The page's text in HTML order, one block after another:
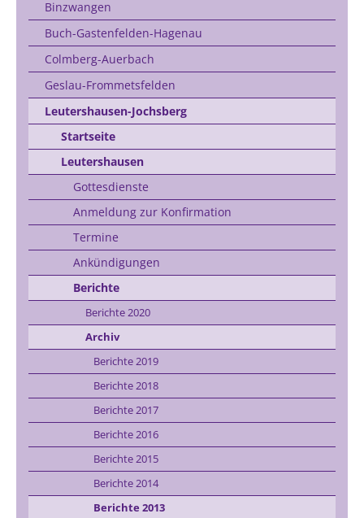
Binzwangen
Buch-Gastenfelden-Hagenau
Colmberg-Auerbach
Geslau-Frommetsfelden
Leutershausen-Jochsberg
Startseite
Leutershausen
Gottesdienste
Anmeldung zur Konfirmation
Termine
Ankündigungen
Berichte
Berichte 2020
Archiv
Berichte 2019
Berichte 2018
Berichte 2017
Berichte 2016
Berichte 2015
Berichte 2014
Berichte 2013